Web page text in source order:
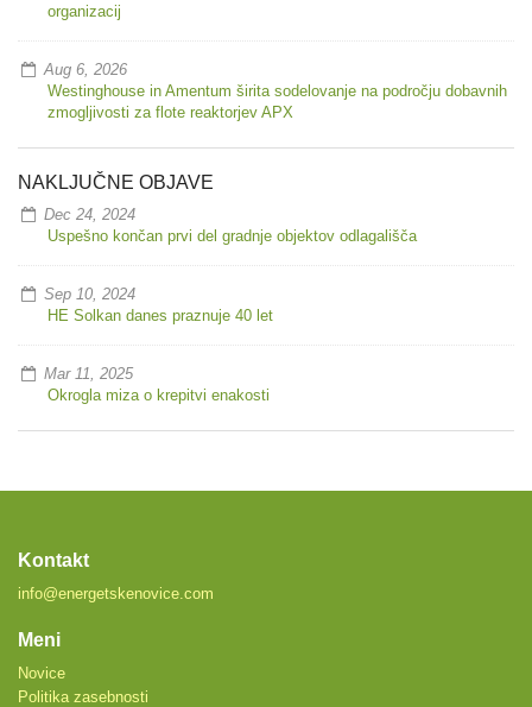
organizacij
Aug 6, 2026
Westinghouse in Amentum širita sodelovanje na področju dobavnih
zmogljivosti za flote reaktorjev APX
NAKLJUČNE OBJAVE
Dec 24, 2024
Uspešno končan prvi del gradnje objektov odlagališča
Sep 10, 2024
HE Solkan danes praznuje 40 let
Mar 11, 2025
Okrogla miza o krepitvi enakosti
Kontakt
info@energetskenovice.com
Meni
Novice
Politika zasebnosti